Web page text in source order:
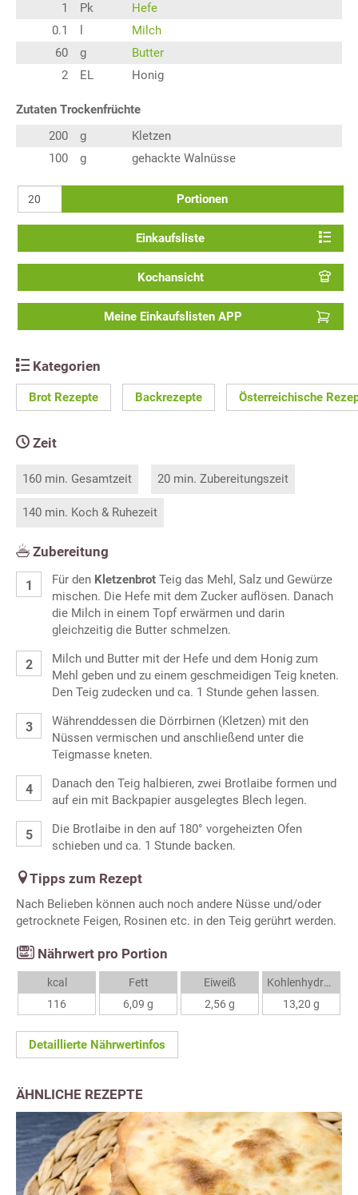
1
Pk
Hefe
0.1
Milch
60
g
Butter
2
EL Honig
Zutaten Trockenfrüchte
200
g
Kletzen
100
g gehackte Walnüsse
Portionen
Einkaufsliste
Kochansicht
Meine Einkaufslisten APP
Kategorien
Brot Rezepte Backrezepte Österreichische
Zeit
160 min. Gesamtzeit 20 min. Zubereitungszeit
140 min. Koch & Ruhezeit
Zubereitung
Für den Kletzenbrot Teig das Mehl, Salz und Gewürze
mischen. Die Hefe mit dem Zucker auflösen. Danach
die Milch in einem Topf erwärmen und darin
gleichzeitig die Butter schmelzen.
Milch und Butter mit der Hefe und dem Honig zum
Mehl geben und zu einem geschmeidigen Teig kneten.
Den Teig zudecken und ca. 1 Stunde gehen lassen.
Währenddessen die Dörrbirnen (Kletzen) mit den
Nüssen vermischen und anschließend unter die
Teigmasse kneten.
Danach den Teig halbieren, zwei Brotlaibe formen und
auf ein mit Backpapier ausgelegtes Blech legen.
Die Brotlaibe in den auf 180° vorgeheizten Ofen
schieben und ca. 1 Stunde backen.
Tipps zum Rezept
Nach Belieben können auch noch andere Nüsse und/oder
getrocknete Feigen, Rosinen etc. in den Teig gerührt werden.
Nährwert pro Portion
kcal
116
Fett
6,09 g
Eiweiß
2,56 g
Kohlenhydrate
13,20 g
Detaillierte Nährwertinfos
ÄHNLICHE REZEPTE